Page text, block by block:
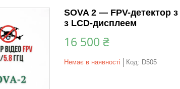
SOVA 2 — FPV-детектор
з LCD-дисплеем
16 500 ₴
Немає в наявності Код: D505